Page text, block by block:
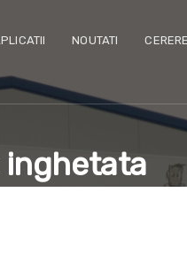
NOUTATI
inghetata